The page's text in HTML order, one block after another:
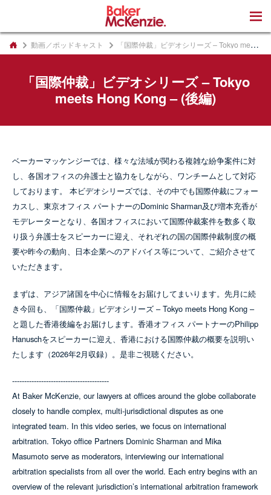
動画／ポッドキャスト 「国際仲裁」ビデオシリーズ – Tokyo meets Hong Kong – (後編)
「国際仲裁」ビデオシリーズ – Tokyo
meets Hong Kong – (後編)
ベーカーマッケンジーでは、様々な法域が関わる複雑な紛争案件に対
し、各国オフィスの弁護士と協力をしながら、ワンチームとして対応
しております。 本ビデオシリーズでは、その中でも国際仲裁にフォー
カスし、東京オフィス パートナーのDominic Sharman及び増本充香が
モデレーターとなり、各国オフィスにおいて国際仲裁案件を数多く取
り扱う弁護士をスピーカーに迎え、それぞれの国の国際仲裁制度の概
要や昨今の動向、日本企業へのアドバイス等について、ご紹介させて
いただきます。
まずは、アジア諸国を中心に情報をお届けしてまいります。先月に続
き今回も、「国際仲裁」ビデオシリーズ – Tokyo meets Hong Kong –
と題した香港後編をお届けします。香港オフィス パートナーのPhilipp
Hanuschをスピーカーに迎え、香港における国際仲裁の概要を説明い
たします（2026年2月収録）。是非ご視聴ください。
----------------------------------------
At Baker McKenzie, our lawyers at offices around the globe collaborate
closely to handle complex, multi-jurisdictional disputes as one
integrated team. In this video series, we focus on international
arbitration. Tokyo office Partners Dominic Sharman and Mika
Masumoto serve as moderators, interviewing our international
arbitration specialists from all over the world. Each entry begins with an
overview of the relevant jurisdiction’s international arbitration framework